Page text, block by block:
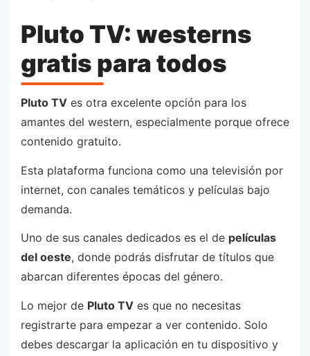
Pluto TV: westerns
gratis para todos
Pluto TV es otra excelente opción para los
amantes del western, especialmente porque ofrece
contenido gratuito.
Esta plataforma funciona como una televisión por
internet, con canales temáticos y películas bajo
demanda.
Uno de sus canales dedicados es el de películas
del oeste, donde podrás disfrutar de títulos que
abarcan diferentes épocas del género.
Lo mejor de Pluto TV es que no necesitas
registrarte para empezar a ver contenido. Solo
debes descargar la aplicación en tu dispositivo y